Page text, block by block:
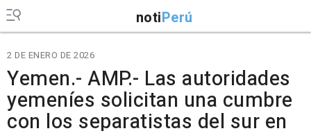
notiPerú
2 DE ENERO DE 2026
Yemen.- AMP.- Las autoridades
yemeníes solicitan una cumbre
con los separatistas del sur en